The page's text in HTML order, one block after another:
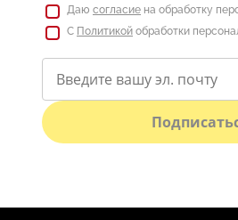
Даю согласие на обработку
С Политикой обработки